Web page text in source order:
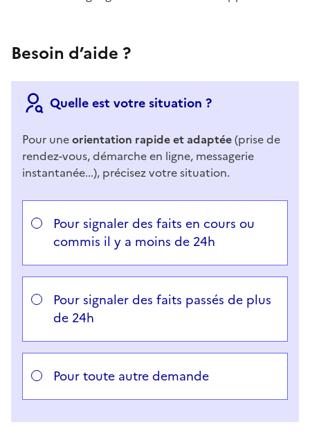
Besoin d’aide ?
Quelle est votre situation ?
Pour uneorientation rapide et adaptée(prise de
rendez-vous, démarche en ligne, messagerie
instantanée...), précisez votre situation.
Répondez aux questions successives et les réponses
Vous avez choisi
Pour signaler des faits en cours ou
commis il y a moins de 24h
Pour signaler des faits passés de plus
de 24h
Pour toute autre demande